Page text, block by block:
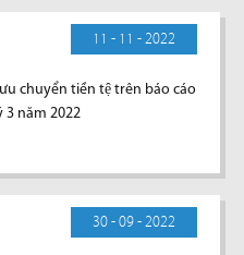
11 - 11 - 2022
chuyển tiền tệ trên báo cáo
3 năm 2022
30 - 09 - 2022